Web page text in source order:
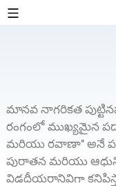
మానవ నాగరికత
రంగంలో ముఖ్యమైన
మరియు రవాణా" అనే
పురాతన మరియు
విడదీయరానివిగా